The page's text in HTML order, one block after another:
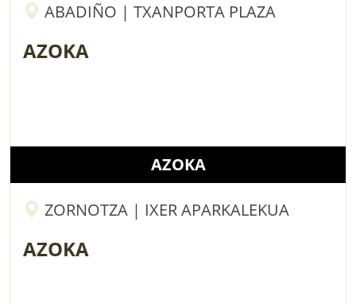
ABADIÑO | TXANPORTA PLAZA
AZOKA
AZOKA
ZORNOTZA | IXER APARKALEKUA
AZOKA